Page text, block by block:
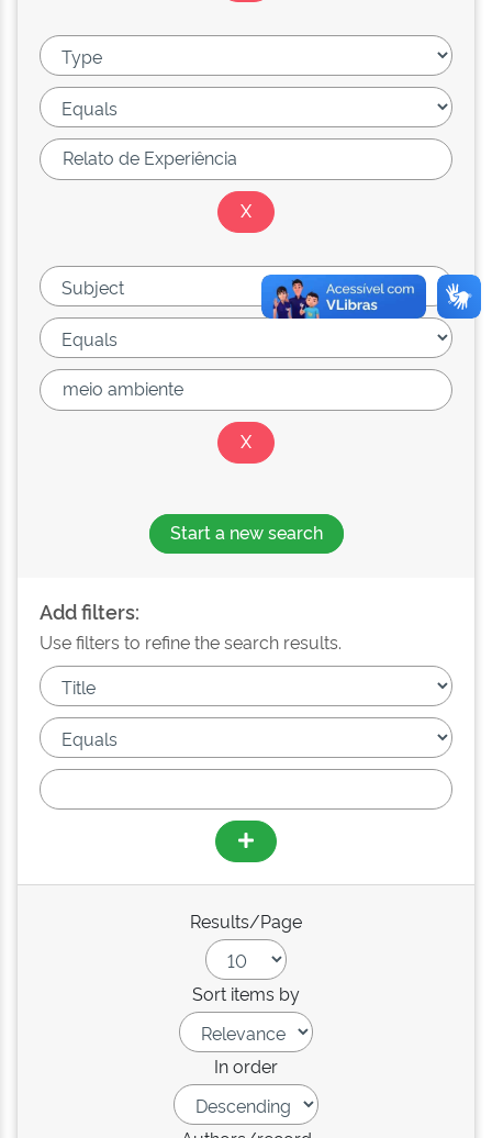
Start a new search
Add filters:
Use filters to refine the search results.
Results/Page
Sort items by
In order